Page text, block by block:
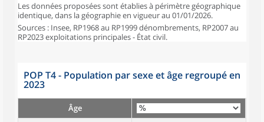
Les données proposées sont établies à périmètre géographique
identique, dans la géographie en vigueur au 01/01/2026.
Sources : Insee, RP1968 au RP1999 dénombrements, RP2007 au
RP2023 exploitations principales - État civil.
POP T4 - Population par sexe et âge regroupé en
2023
Âge